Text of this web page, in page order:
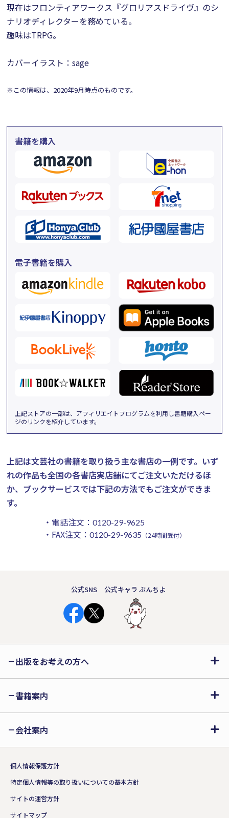
現在はフロンティアワークス『グロリアスドライヴ』のシ
ナリオディレクターを務めている。
趣味はTRPG。
カバーイラスト：sage
※この情報は、2020年9月時点のものです。
書籍を購入
電子書籍を購入
上記ストアの一部は、アフィリエイトプログラムを利用し書籍購入ペー
ジのリンクを紹介しています。
上記は文芸社の書籍を取り扱う主な書店の一例です。 いず
れの作品も全国の各書店実店舗にてご注文いただけるほ
か、ブックサービスでは下記の方法でもご注文ができま
す。
・電話注文： 0120-29-9625
・FAX注文： 0120-29-9635 （24時間受付）
公式SNS 公式キャラ ぶんちよ
出版をお考えの方へ
書籍案内
会社案内
個人情報保護方針
特定個人情報等の取り扱いについての基本方針
サイトの運営方針
サイトマップ